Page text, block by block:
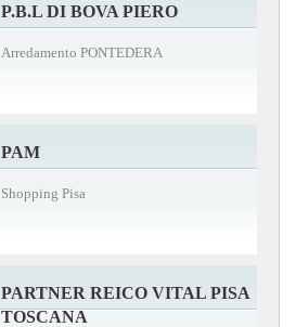
P.B.L DI BOVA PIERO
Arredamento PONTEDERA
PAM
Shopping Pisa
PARTNER REICO VITAL PISA
TOSCANA